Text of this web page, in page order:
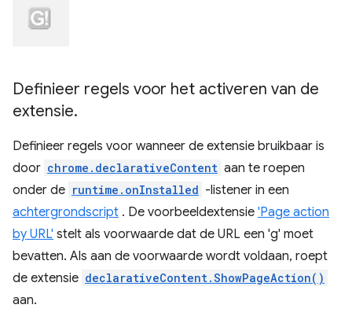
Definieer regels voor het activeren van de
extensie.
Definieer regels voor wanneer de extensie bruikbaar is
door chrome.declarativeContent aan te roepen
onder de runtime.onInstalled -listener in een
achtergrondscript . De voorbeeldextensie 'Page action
by URL' stelt als voorwaarde dat de URL een 'g' moet
bevatten. Als aan de voorwaarde wordt voldaan, roept
de extensie declarativeContent.ShowPageAction()
aan.